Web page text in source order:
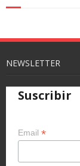
NEWSLETTER
Suscribir
Email *